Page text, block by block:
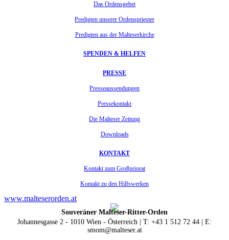
Das Ordensgebet
Predigten unserer Ordenspriester
Predigten aus der Malteserkirche
SPENDEN & HELFEN
PRESSE
Presseaussendungen
Pressekontakt
Die Malteser Zeitung
Downloads
KONTAKT
Kontakt zum Großpriorat
Kontakt zu den Hilfswerken
www.malteserorden.at
Souveräner Malteser-Ritter-Orden
Johannesgasse 2 - 1010 Wien - Österreich | T: +43 1 512 72 44 | E:
smom@malteser.at